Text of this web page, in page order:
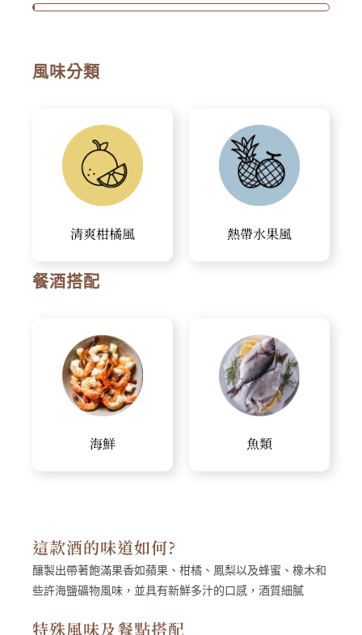
風味分類
清爽柑橘風 熱帶水果風
餐酒搭配
海鮮 魚類
這款酒的味道如何?
釀製出帶著飽滿果香如蘋果、柑橘、鳳梨以及蜂蜜、橡木和
些許海鹽礦物風味，並具有新鮮多汁的口感，酒質細膩
特殊風味及餐點搭配